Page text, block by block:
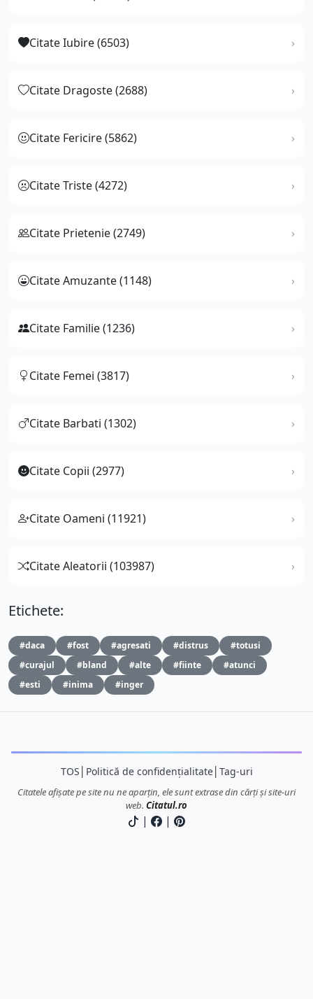
Citate Iubire (6503)
Citate Dragoste (2688)
Citate Fericire (5862)
Citate Triste (4272)
Citate Prietenie (2749)
Citate Amuzante (1148)
Citate Familie (1236)
Citate Femei (3817)
Citate Barbati (1302)
Citate Copii (2977)
Citate Oameni (11921)
Citate Aleatorii (103987)
Etichete:
#daca #fost #agresati #distrus
#totusi
#curajul
#bland #alte #fiinte
#atunci
#esti
#inima #inger
TOS Politică de confidențialitate│ Tag-uri
Citatele afișate pe site nu ne aparțin, ele sunt extrase din cărți și site-uri
web. Citatul.ro
| |